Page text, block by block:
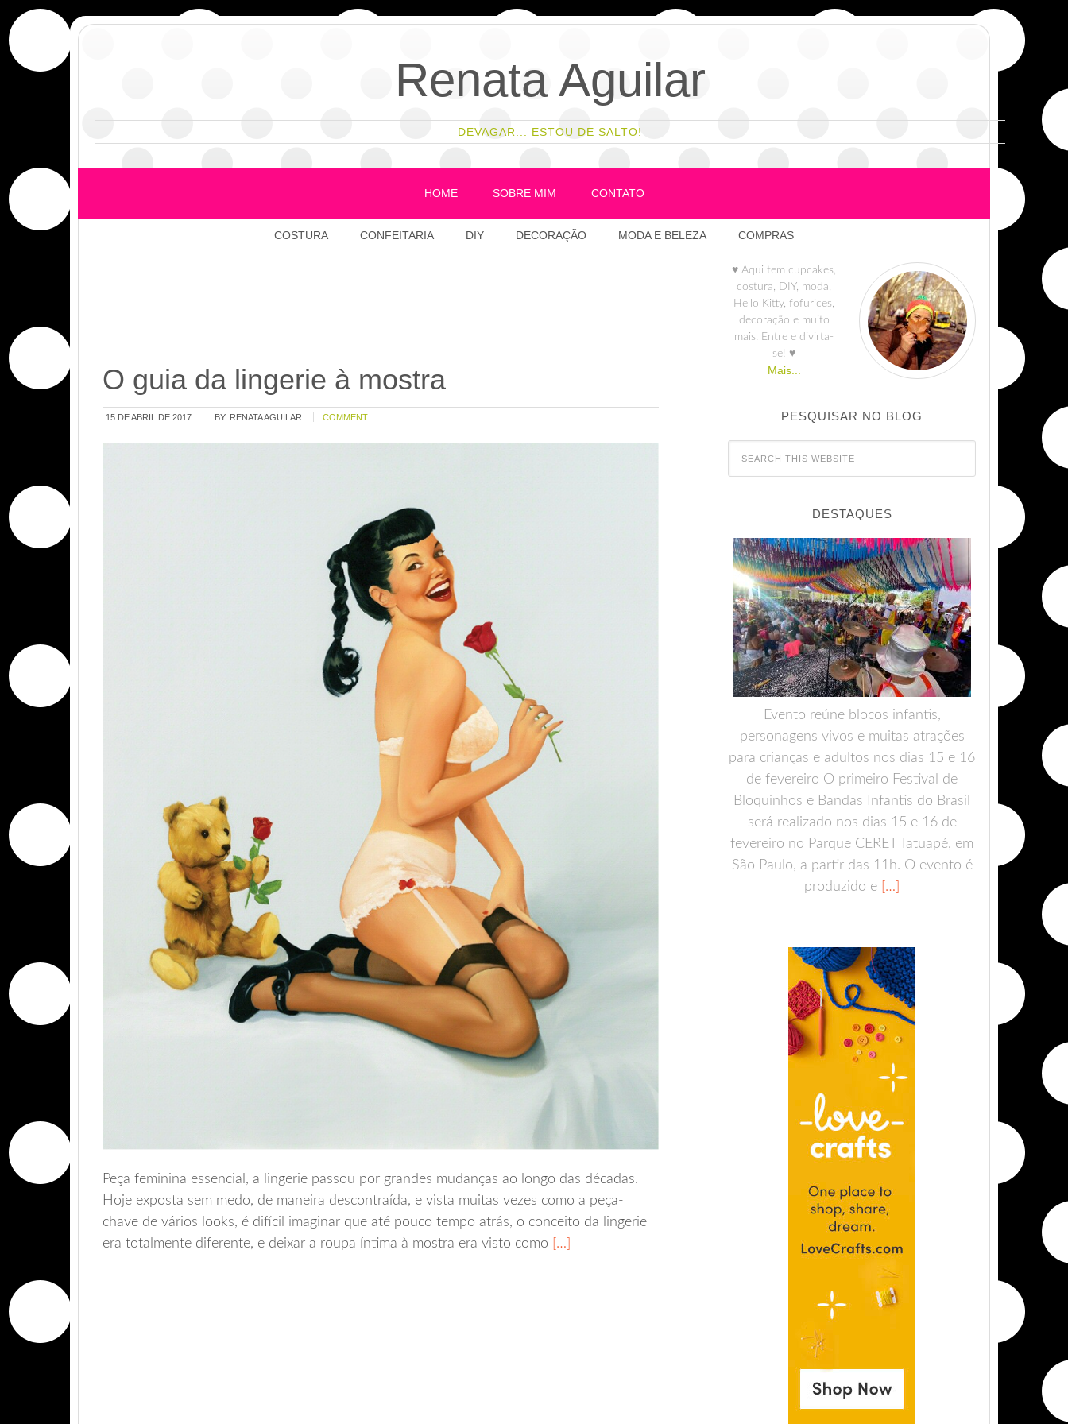
Renata Aguilar
DEVAGAR... ESTOU DE SALTO!
HOME SOBRE MIM CONTATO
COSTURA CONFEITARIA DIY DECORAÇÃO MODA E BELEZA COMPRAS
O guia da lingerie à mostra
15 DE ABRIL DE 2017 BY: RENATA AGUILAR COMMENT
Peça feminina essencial, a lingerie passou por grandes mudanças ao longo das décadas.
Hoje exposta sem medo, de maneira descontraída, e vista muitas vezes como a peça-
chave de vários looks, é difícil imaginar que até pouco tempo atrás, o conceito da lingerie
era totalmente diferente, e deixar a roupa íntima à mostra era visto como […]
♥ Aqui tem cupcakes,
costura, DIY, moda,
Hello Kitty, fofurices,
decoração e muito
mais. Entre e divirta-
se! ♥
Mais...
PESQUISAR NO BLOG
DESTAQUES
Evento reúne blocos infantis,
personagens vivos e muitas atrações
para crianças e adultos nos dias 15 e 16
de fevereiro O primeiro Festival de
Bloquinhos e Bandas Infantis do Brasil
será realizado nos dias 15 e 16 de
fevereiro no Parque CERET Tatuapé, em
São Paulo, a partir das 11h. O evento é
produzido e […]